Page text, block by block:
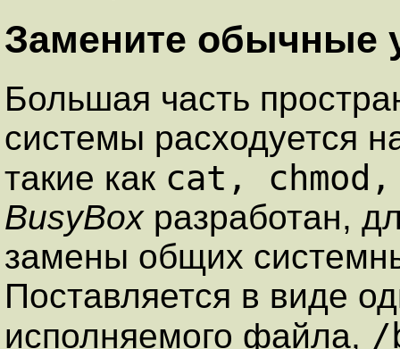
Замените обычные
Большая часть
системы расходуется
такие как cat,
BusyBoxразработан,
замены общих
Поставляется в виде
исполняемого файла, /